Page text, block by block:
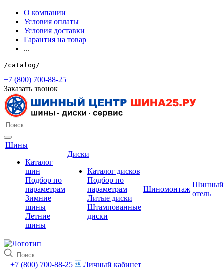
О компании
Условия оплаты
Условия доставки
Гарантия на товар
...
/catalog/
+7 (800) 700-88-25
Заказать звонок
Шины
Каталог
шин
Подбор по
параметрам
Зимние
шины
Летние
шины
Диски
Каталог дисков
Подбор по
параметрам
Литые диски
Штампованные
диски
Шиномонтаж
Шинный
отель
+7 (800) 700-88-25
Личный кабинет